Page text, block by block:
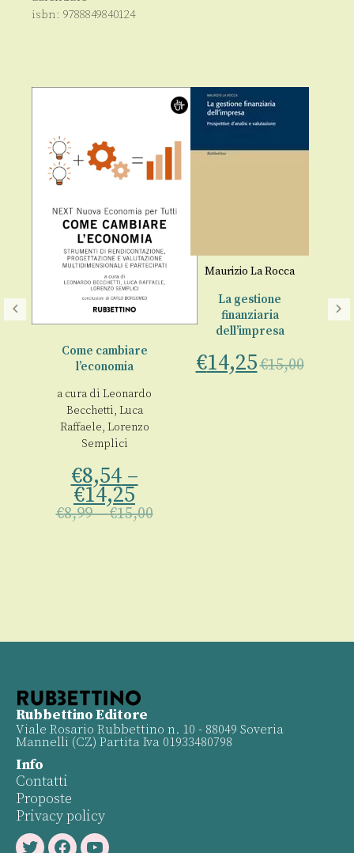
isbn: 9788849840124
Come cambiare
l’economia
a cura di Leonardo
Becchetti, Luca
Raffaele, Lorenzo
Semplici
€8,54–
€14,25
€8,99–€15,00
Maurizio La Rocca
La gestione
finanziaria
dell’impresa
€14,25€15,00
Rubbettino Editore
Viale Rosario Rubbettino n. 10 - 88049 Soveria
Mannelli (CZ) Partita Iva 01933480798
Info
Contatti
Proposte
Privacy policy